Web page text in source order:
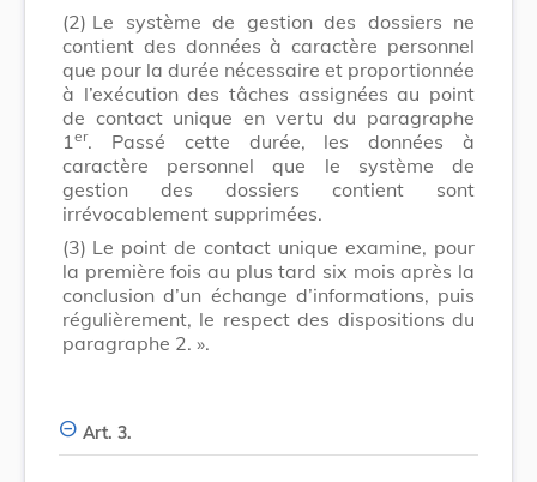
(2) Le système de gestion des dossiers ne
contient des données à caractère personnel
que pour la durée nécessaire et proportionnée
à l’exécution des tâches assignées au point
de contact unique en vertu du paragraphe
1 er. Passé cette durée, les données à
caractère personnel que le système de
gestion des dossiers contient sont
irrévocablement supprimées.
(3) Le point de contact unique examine, pour
la première fois au plus tard six mois après la
conclusion d’un échange d’informations, puis
régulièrement, le respect des dispositions du
paragraphe 2. ».
Art. 3.